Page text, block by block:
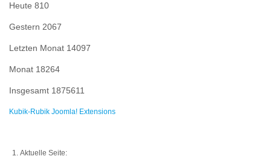
Heute 810
Gestern 2067
Letzten Monat 14097
Monat 18264
Insgesamt 1875611
Kubik-Rubik Joomla! Extensions
Aktuelle Seite: